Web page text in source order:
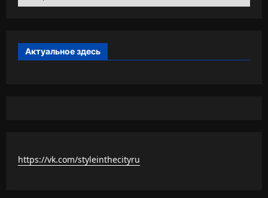
Актуальное здесь
https://vk.com/styleinthecityru